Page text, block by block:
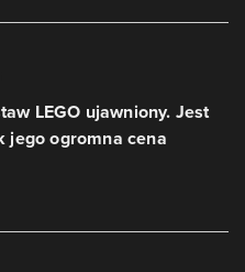
LEGO ujawniony. Jest
jego ogromna cena